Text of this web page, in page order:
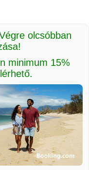
olcsóbban
minimum 15%